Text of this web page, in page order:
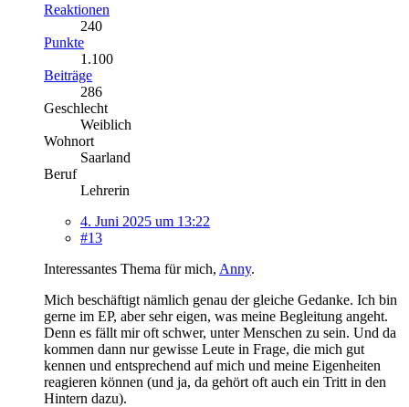
Reaktionen
240
Punkte
1.100
Beiträge
286
Geschlecht
Weiblich
Wohnort
Saarland
Beruf
Lehrerin
4. Juni 2025 um 13:22
#13
Interessantes Thema für mich, Anny.
Mich beschäftigt nämlich genau der gleiche Gedanke. Ich bin
gerne im EP, aber sehr eigen, was meine Begleitung angeht.
Denn es fällt mir oft schwer, unter Menschen zu sein. Und da
kommen dann nur gewisse Leute in Frage, die mich gut
kennen und entsprechend auf mich und meine Eigenheiten
reagieren können (und ja, da gehört oft auch ein Tritt in den
Hintern dazu).